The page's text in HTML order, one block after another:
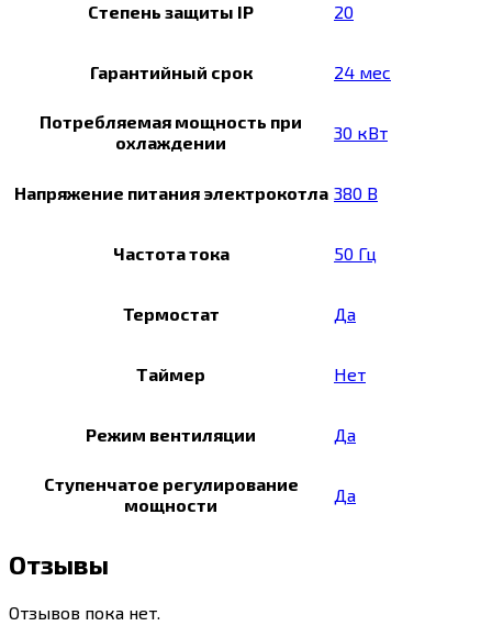
Степень защиты IP 20
Гарантийный срок 24 мес
Потребляемая мощность при
охлаждении
30 кВт
Напряжение питания электрокотла 380 В
Частота тока 50 Гц
Термостат Да
Таймер Нет
Режим вентиляции Да
Ступенчатое регулирование
мощности
Да
Отзывы
Отзывов пока нет.